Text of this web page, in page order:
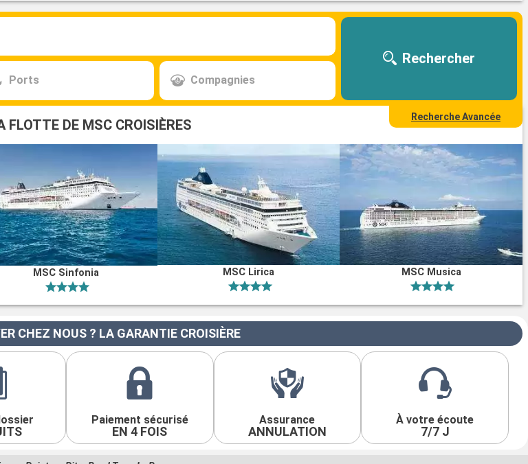
Ports Compagnies
Rechercher
Recherche Avancée
FLOTTE DE MSC CROISIÈRES
MSC Sinfonia MSC Lirica MSC Musica
CHEZ NOUS ? LA GARANTIE CROISIÈRE
Paiement sécurisé
EN 4 FOIS
Assurance
ANNULATION
À votre écoute
7/7 J